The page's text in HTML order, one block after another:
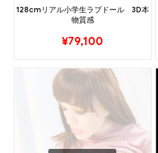
128cmリアル小学生ラブドール 3D本
物質感
¥79,100